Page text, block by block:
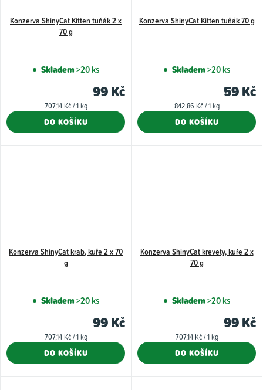
Konzerva ShinyCat Kitten tuňák 2 x
70 g
Skladem>20 ks
99 Kč
Měrná
707,14 Kč / 1 kg
DO KOŠÍKU
Konzerva ShinyCat Kitten tuňák 70 g
Skladem>20 ks
59 Kč
Měrná
842,86 Kč / 1 kg
DO KOŠÍKU
Konzerva ShinyCat krab, kuře 2 x 70
g
Skladem>20 ks
99 Kč
Měrná
707,14 Kč / 1 kg
DO KOŠÍKU
Konzerva ShinyCat krevety, kuře 2 x
70 g
Skladem>20 ks
99 Kč
Měrná
707,14 Kč / 1 kg
DO KOŠÍKU